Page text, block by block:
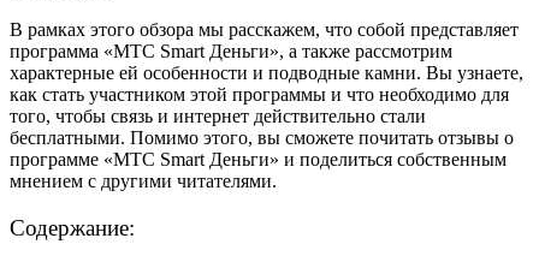
В рамках этого обзора мы расскажем, что собой представляет
программа «МТС Smart Деньги», а также рассмотрим
характерные ей особенности и подводные камни. Вы узнаете,
как стать участником этой программы и что необходимо для
того, чтобы связь и интернет действительно стали
бесплатными. Помимо этого, вы сможете почитать отзывы о
программе «МТС Smart Деньги» и поделиться собственным
мнением с другими читателями.
Содержание: